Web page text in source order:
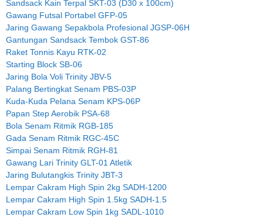
Sandsack Kain Terpal SKT-03 (D30 x 100cm)
Gawang Futsal Portabel GFP-05
Jaring Gawang Sepakbola Profesional JGSP-06H
Gantungan Sandsack Tembok GST-86
Raket Tonnis Kayu RTK-02
Starting Block SB-06
Jaring Bola Voli Trinity JBV-5
Palang Bertingkat Senam PBS-03P
Kuda-Kuda Pelana Senam KPS-06P
Papan Step Aerobik PSA-68
Bola Senam Ritmik RGB-185
Gada Senam Ritmik RGC-45C
Simpai Senam Ritmik RGH-81
Gawang Lari Trinity GLT-01 Atletik
Jaring Bulutangkis Trinity JBT-3
Lempar Cakram High Spin 2kg SADH-1200
Lempar Cakram High Spin 1.5kg SADH-1.5
Lempar Cakram Low Spin 1kg SADL-1010